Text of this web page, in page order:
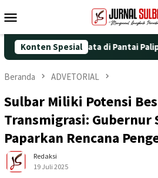
ke
Mobile
Konten Spesial
Aksi Nyata di Pantai Palippis:
Beranda ADVETORIAL
Sulbar Miliki Potensi
Transmigrasi: Gubernur
Paparkan Rencana
Redaksi
19 Juli 2025